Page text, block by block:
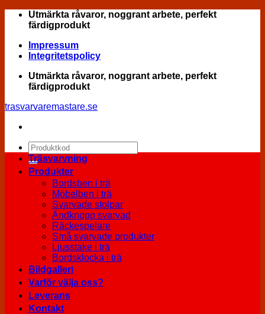
Skip
Utmärkta råvaror, noggrant arbete, perfekt
färdigprodukt
Impressum
Integritetspolicy
Utmärkta råvaror, noggrant arbete, perfekt
färdigprodukt
trasvarvaremastare.se
Sök
efter:
Träsvarvning
Produkter
Bordsben i trä
Möbelben i trä
Svarvade stolpar
Ändknopp svarvad
Räckespelare
Små svarvade produkter
Ljusstake i trä
Bordsklocka i trä
Bildgalleri
Varför välja oss?
Leverans
Kontakt